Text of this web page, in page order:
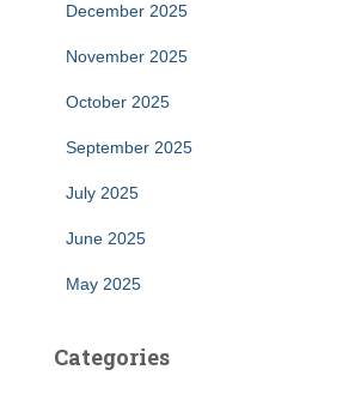
December 2025
November 2025
October 2025
September 2025
July 2025
June 2025
May 2025
Categories